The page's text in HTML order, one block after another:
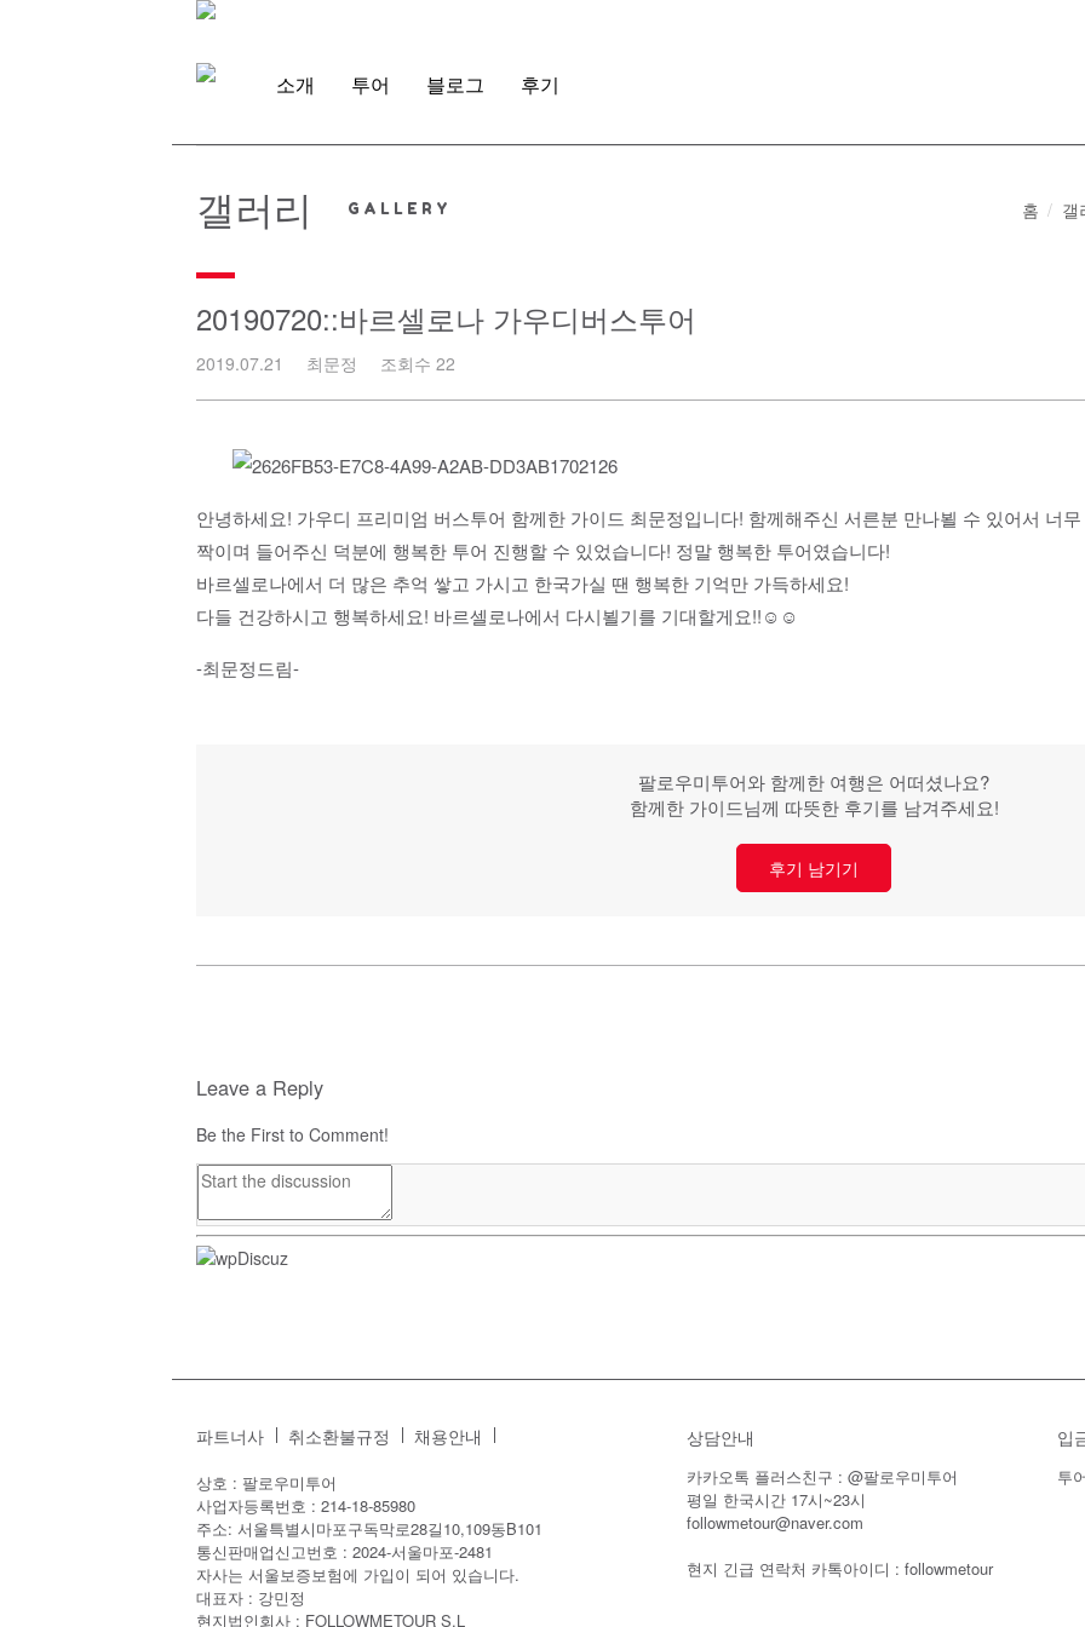
소개 투어 블로그 후기
홈 갤
갤러리
20190720::바르셀로나 가우디버스투어
2019.07.21 최문정 조회수 22
안녕하세요! 가우디 프리미엄 버스투어 함께한 가이드 최문정입니다! 함께해주신 서른분 만나뵐 수 있어서 너
짝이며 들어주신 덕분에 행복한 투어 진행할 수 있었습니다! 정말 행복한 투어였습니다!
바르셀로나에서 더 많은 추억 쌓고 가시고 한국가실 땐 행복한 기억만 가득하세요!
다들 건강하시고 행복하세요! 바르셀로나에서 다시뵐기를 기대할게요!!☺️☺️
-최문정드림-
팔로우미투어와 함께한 여행은 어떠셨나요?
함께한 가이드님께 따뜻한 후기를 남겨주세요!
후기 남기기
Leave a Reply
Be the First to Comment!
파트너사 취소환불규정 채용안내
상호 : 팔로우미투어
사업자등록번호 : 214-18-85980
주소: 서울특별시마포구독막로28길10,109동B101
통신판매업신고번호 : 2024-서울마포-2481
자사는 서울보증보험에 가입이 되어 있습니다.
대표자 : 강민정
현지법인회사 : FOLLOWMETOUR S.L
상담안내
카카오톡 플러스친구 : @팔로우미투어
평일 한국시간 17시~23시
followmetour@naver.com
현지 긴급 연락처 카톡아이디 : followmetour
입
투